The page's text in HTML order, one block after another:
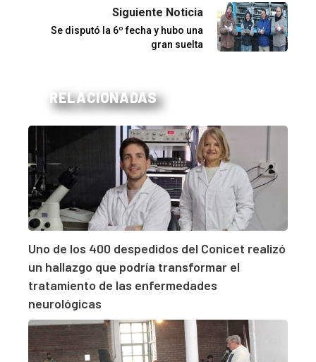
Siguiente Noticia
Se disputó la 6º fecha y hubo una
gran suelta
RELACIONADAS
Uno de los 400 despedidos del Conicet realizó
un hallazgo que podría transformar el
tratamiento de las enfermedades
neurológicas